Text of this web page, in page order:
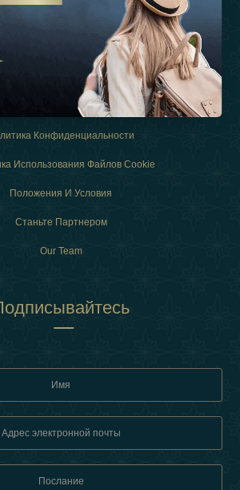
Связаться
Конфиденциальности
Использования Файлов Cookie
Положения И Условия
Станьте Партнером
Our Team